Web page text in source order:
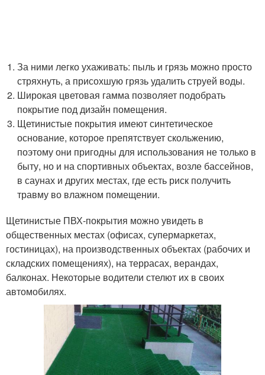
За ними легко ухаживать: пыль и грязь можно просто
стряхнуть, а присохшую грязь удалить струей воды.
Широкая цветовая гамма позволяет подобрать
покрытие под дизайн помещения.
Щетинистые покрытия имеют синтетическое
основание, которое препятствует скольжению,
поэтому они пригодны для использования не только в
быту, но и на спортивных объектах, возле бассейнов,
в саунах и других местах, где есть риск получить
травму во влажном помещении.
Щетинистые ПВХ-покрытия можно увидеть в
общественных местах (офисах, супермаркетах,
гостиницах), на производственных объектах (рабочих и
складских помещениях), на террасах, верандах,
балконах. Некоторые водители стелют их в своих
автомобилях.